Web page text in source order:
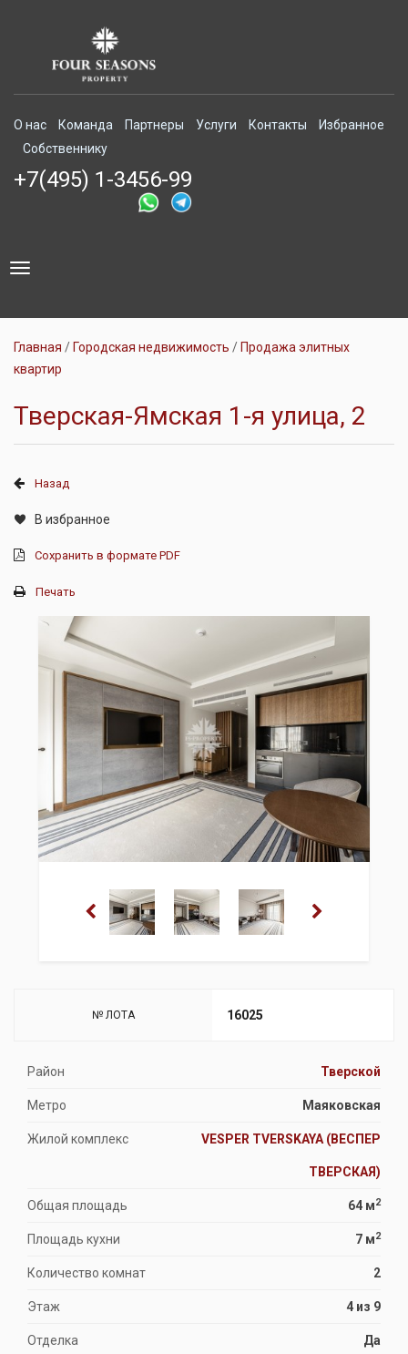
О нас Команда Партнеры Услуги Контакты
Избранное
Собственнику
+7(495) 1-3456-99
Toggle
Главная Городская недвижимость
Продажа элитных
квартир
Тверская-Ямская 1-я улица, 2
Назад
В избранное
Сохранить в формате PDF
Печать
№ ЛОТА 16025
Район Тверской
Метро Маяковская
Жилой комплекс VESPER TVERSKAYA (ВЕСПЕР
ТВЕРСКАЯ)
Общая площадь 64 м2
Площадь кухни 7 м2
Количество комнат 2
Этаж 4 из 9
Отделка Да